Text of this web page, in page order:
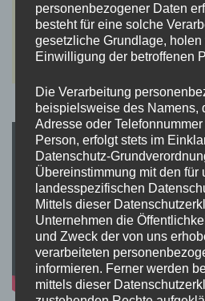
personenbezogener Daten
besteht für eine solche
gesetzliche Grundlage,
Einwilligung der betroffenen
Die Verarbeitung
beispielsweise des Namens,
Adresse oder
Person, erfolgt stets im
Datenschutz-
Übereinstimmung mit den für
landesspezifischen
Mittels dieser
Unternehmen die
und Zweck der von uns
verarbeiteten
informieren. Ferner werden
mittels dieser